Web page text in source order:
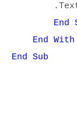
End
End With
End Sub